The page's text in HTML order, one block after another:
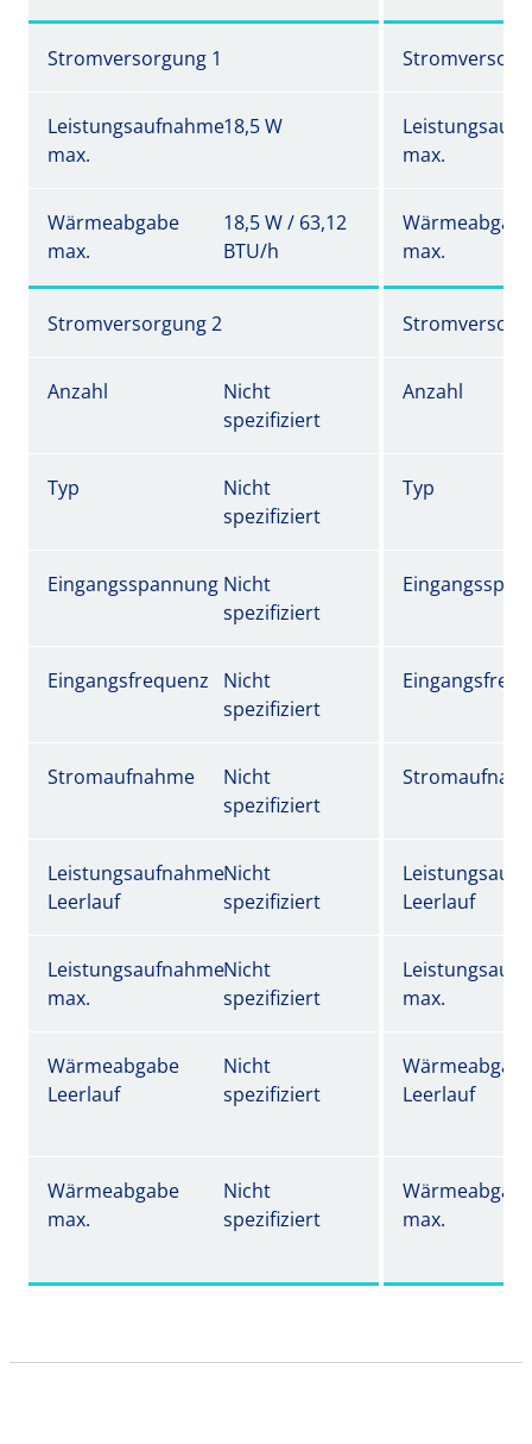
Stromversorgung 1
Leistungsaufnahme
max.
18,5 W
max.
Wärmeabgabe
max.
18,5 W / 63,12
BTU/h
max.
Stromversorgung 2
Anzahl
Nicht
spezifiziert
Anzahl
Typ
Nicht
spezifiziert
Typ
Eingangsspannung Nicht
spezifiziert
Eingangsfrequenz
Nicht
spezifiziert
Stromaufnahme
Nicht
spezifiziert
Leistungsaufnahme
Leerlauf
Nicht
spezifiziert
Leerlauf
Leistungsaufnahme
max.
Nicht
spezifiziert
max.
Wärmeabgabe
Leerlauf
Nicht
spezifiziert
Leerlauf
Wärmeabgabe
max.
Nicht
spezifiziert
max.